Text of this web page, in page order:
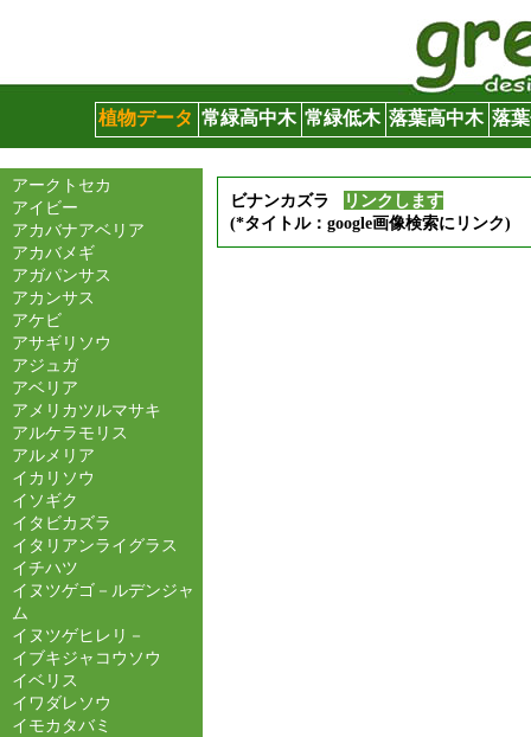
植物データ 常緑高中木 常緑低木 落葉高中木 落
アークトセカ
アイビー
アカバナアベリア
アカバメギ
アガパンサス
アカンサス
アケビ
アサギリソウ
アジュガ
アベリア
アメリカツルマサキ
アルケラモリス
アルメリア
イカリソウ
イソギク
イタビカズラ
イタリアンライグラス
イチハツ
イヌツゲゴ－ルデンジャ
ム
イヌツゲヒレリ－
イブキジャコウソウ
イベリス
イワダレソウ
イモカタバミ
ビナンカズラ
リンクします
(*タイトル：google画像検索にリンク)